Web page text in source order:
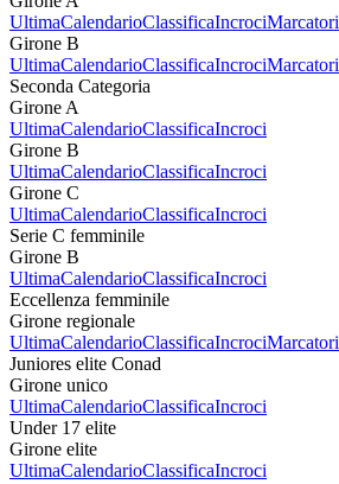
UltimaCalendarioClassificaIncrociMarcatori
Girone B
UltimaCalendarioClassificaIncrociMarcatori
Seconda Categoria
Girone A
UltimaCalendarioClassificaIncroci
Girone B
UltimaCalendarioClassificaIncroci
Girone C
UltimaCalendarioClassificaIncroci
Serie C femminile
Girone B
UltimaCalendarioClassificaIncroci
Eccellenza femminile
Girone regionale
UltimaCalendarioClassificaIncrociMarcatori
Juniores elite Conad
Girone unico
UltimaCalendarioClassificaIncroci
Under 17 elite
Girone elite
UltimaCalendarioClassificaIncroci